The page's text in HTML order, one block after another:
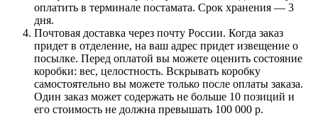
оплатить в терминале постамата. Срок хранения — 3
дня.
Почтовая доставка через почту России. Когда заказ
придет в отделение, на ваш адрес придет извещение о
посылке. Перед оплатой вы можете оценить состояние
коробки: вес, целостность. Вскрывать коробку
самостоятельно вы можете только после оплаты заказа.
Один заказ может содержать не больше 10 позиций и
его стоимость не должна превышать 100 000 р.